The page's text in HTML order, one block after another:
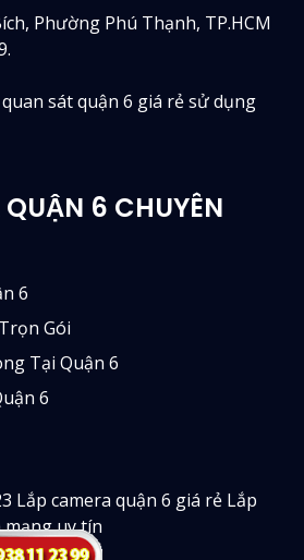
Phường Phú Thạnh, TP.HCM
sát quận 6 giá rẻ sử dụng
6 CHUYÊN
6
Gói
Tại Quận 6
6
Lắp camera quận 6 giá rẻ Lắp
mạng uy tín